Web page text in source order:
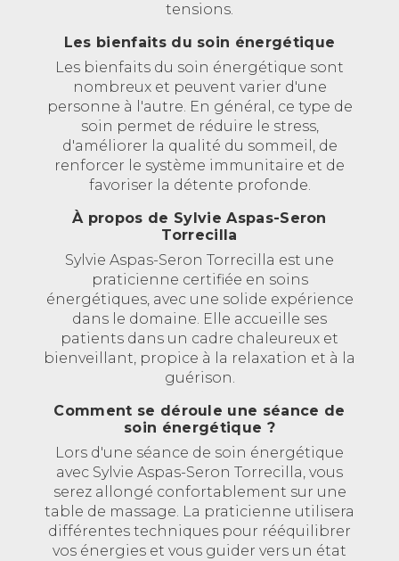
tensions.
Les bienfaits du soin énergétique
Les bienfaits du soin énergétique sont
nombreux et peuvent varier d'une
personne à l'autre. En général, ce type de
soin permet de réduire le stress,
d'améliorer la qualité du sommeil, de
renforcer le système immunitaire et de
favoriser la détente profonde.
À propos de Sylvie Aspas-Seron
Torrecilla
Sylvie Aspas-Seron Torrecilla est une
praticienne certifiée en soins
énergétiques, avec une solide expérience
dans le domaine. Elle accueille ses
patients dans un cadre chaleureux et
bienveillant, propice à la relaxation et à la
guérison.
Comment se déroule une séance de
soin énergétique ?
Lors d'une séance de soin énergétique
avec Sylvie Aspas-Seron Torrecilla, vous
serez allongé confortablement sur une
table de massage. La praticienne utilisera
différentes techniques pour rééquilibrer
vos énergies et vous guider vers un état